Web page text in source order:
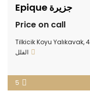
جزيرة Epique
Price on call
Tilkicik Koyu
الفلل
5